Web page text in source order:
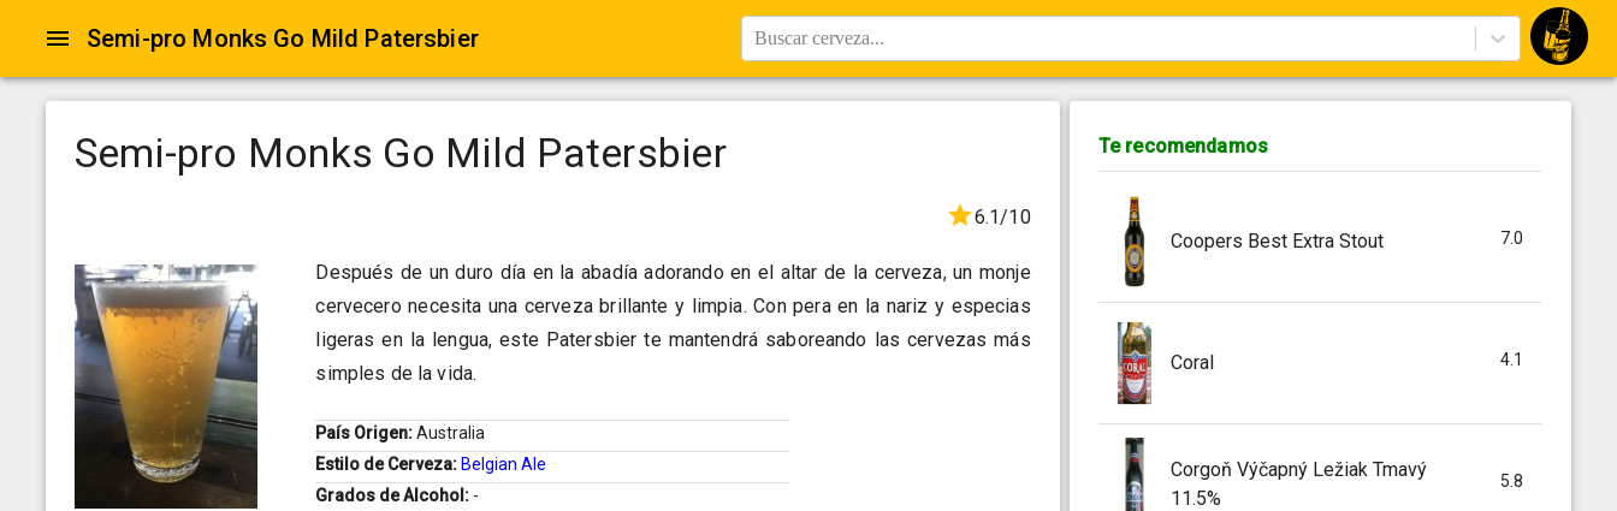
Semi-pro Monks Go Mild Patersbier Buscar cerveza...
Semi-pro Monks Go Mild Patersbier
6.1/10
Después de un duro día en la abadía adorando en el altar de la cerveza, un monje
cervecero necesita una cerveza brillante y limpia. Con pera en la nariz y especias
ligeras en la lengua, este Patersbier te mantendrá saboreando las cervezas más
simples de la vida.
País Origen:Australia
Estilo de Cerveza: Belgian Ale
Grados de Alcohol: -
Te recomendamos
Coopers Best Extra Stout 7.0
Coral 4.1
Corgoň Výčapný Ležiak Tmavý
11.5%
5.8